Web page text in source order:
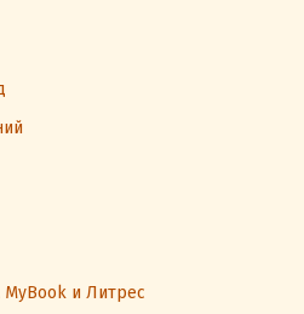
MyBook и Литрес